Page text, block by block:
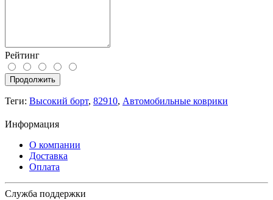
Рейтинг
Продолжить
Теги: Высокий борт, 82910, Автомобильные коврики
Информация
О компании
Доставка
Оплата
Служба поддержки